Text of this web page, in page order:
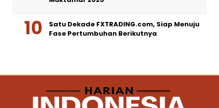
Satu Dekade FXTRADING.com, Siap Menuju
Fase Pertumbuhan Berikutnya